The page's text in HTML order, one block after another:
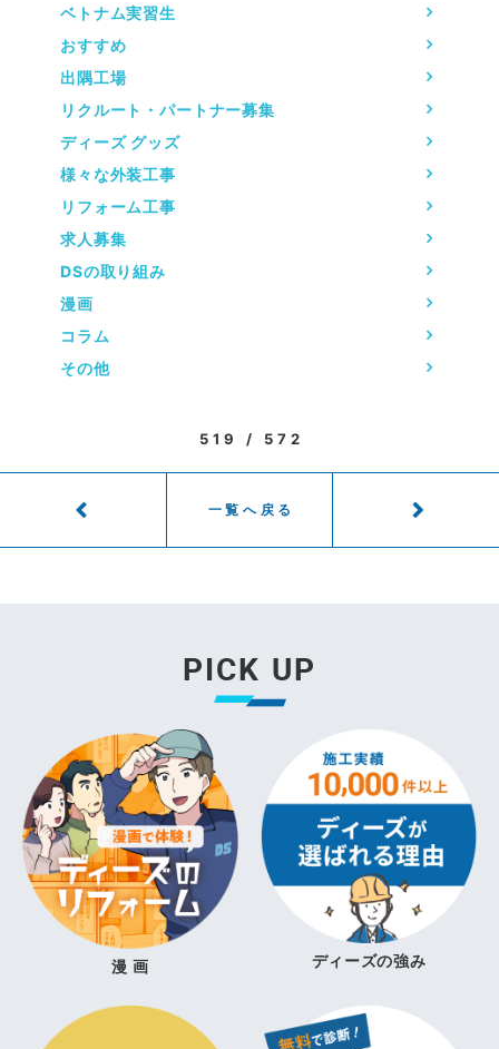
ベトナム実習生
おすすめ
出隅工場
リクルート・パートナー募集
ディーズ グッズ
様々な外装工事
リフォーム工事
求人募集
DSの取り組み
漫画
コラム
その他
519 / 572
一覧へ戻る
PICK UP
漫 画 ディーズの強み